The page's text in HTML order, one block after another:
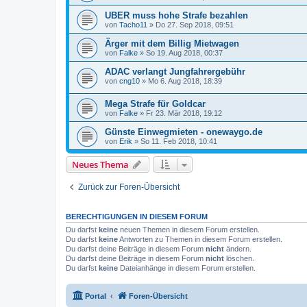
UBER muss hohe Strafe bezahlen
von Tacho11 » Do 27. Sep 2018, 09:51
Ärger mit dem Billig Mietwagen
von Falke » So 19. Aug 2018, 00:37
ADAC verlangt Jungfahrergebühr
von cng10 » Mo 6. Aug 2018, 18:39
Mega Strafe für Goldcar
von Falke » Fr 23. Mär 2018, 19:12
Günste Einwegmieten - onewaygo.de
von Erik » So 11. Feb 2018, 10:41
Neues Thema
Zurück zur Foren-Übersicht
BERECHTIGUNGEN IN DIESEM FORUM
Du darfst keine neuen Themen in diesem Forum erstellen.
Du darfst keineAntworten zu Themen in diesem Forum erstellen.
Du darfst deine Beiträge in diesem Forum nicht ändern.
Du darfst deine Beiträge in diesem Forum nicht löschen.
Du darfst keine Dateianhänge in diesem Forum erstellen.
Portal Foren-Übersicht